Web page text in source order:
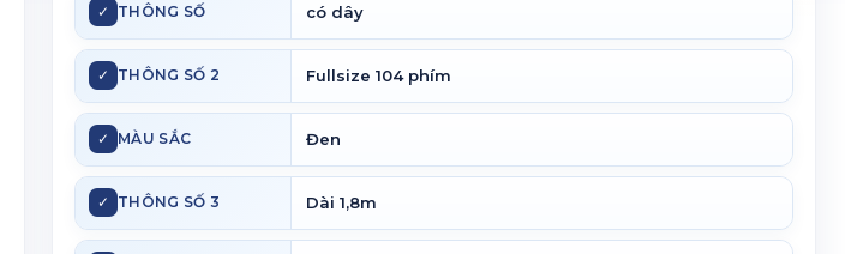
✓ THÔNG SỐ có dây
✓ THÔNG SỐ 2 Fullsize 104 phím
✓ MÀU SẮC Đen
✓ THÔNG SỐ 3 Dài 1,8m